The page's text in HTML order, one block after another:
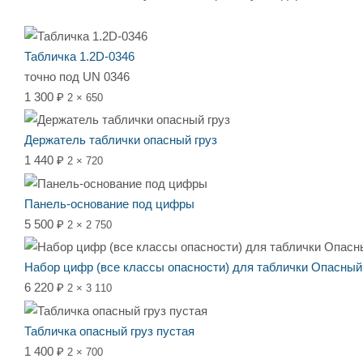
Табличка 1.2D-0346
точно под UN 0346
1 300 ₽ 2 × 650
Держатель таблички опасный груз
1 440 ₽ 2 × 720
Панель-основание под цифры
5 500 ₽ 2 × 2 750
Набор цифр (все классы опасности) для таблички Опасный
6 220 ₽ 2 × 3 110
Табличка опасный груз пустая
1 400 ₽ 2 × 700